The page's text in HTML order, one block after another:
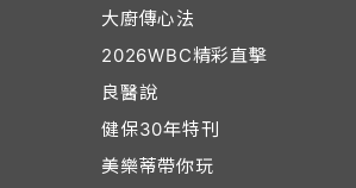
大廚傳心法
2026WBC精彩直擊
良醫說
健保30年特刊
美樂蒂帶你玩